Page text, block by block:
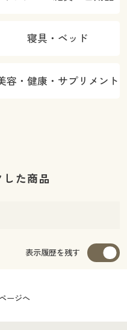
寝具・ベッド
容・健康・サプリメント
た商品
表示履歴を残す
ージへ